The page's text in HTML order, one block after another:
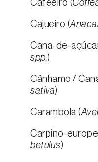
Cafeeiro (
Cajueiro (
Cana-de-
spp.)
Cânhamo /
sativa)
Carambola (
Carpino-
betulus)